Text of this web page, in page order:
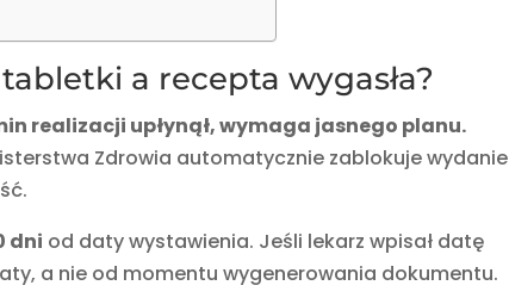
a recepta wygasła?
realizacji upłynął, wymaga jasnego planu.
Zdrowia automatycznie zablokuje wydanie
dni od daty wystawienia. Jeśli lekarz wpisał datę
a nie od momentu wygenerowania dokumentu.